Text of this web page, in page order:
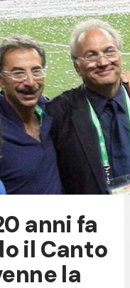
anni fa
il Canto
la